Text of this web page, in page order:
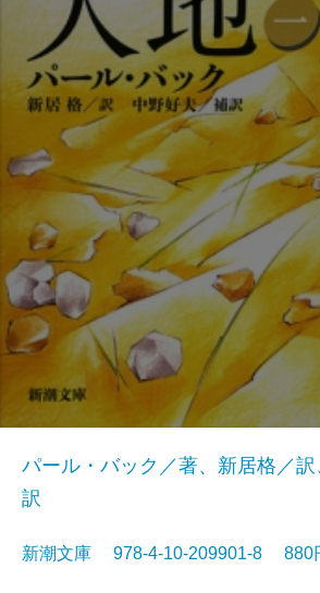
パール・バック／著、新居格／
訳
新潮文庫 978-4-10-209901-8